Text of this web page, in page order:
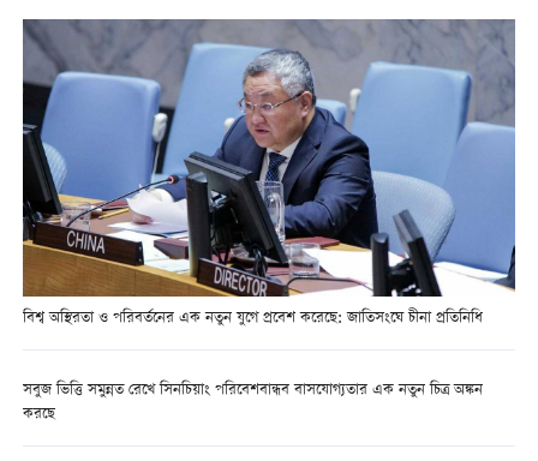
বিশ্ব অস্থিরতা ও পরিবর্তনের এক নতুন যুগে প্রবেশ করেছে: জাতিসংঘে চীনা প্রতিনিধি
সবুজ ভিত্তি সমুন্নত রেখে সিনচিয়াং পরিবেশবান্ধব বাসযোগ্যতার এক নতুন চিত্র অঙ্কন
করছে